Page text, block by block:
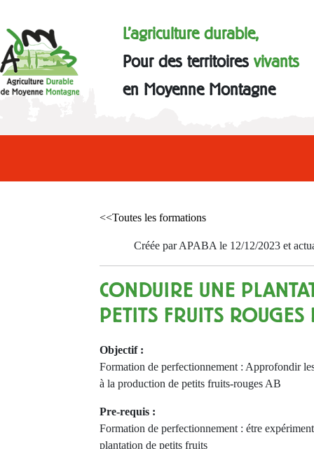
L'agriculture durable,
Pour des territoiresvivants
en Moyenne Montagne
<<Toutes les formations
Créée par APABA le 12/12/2023 et
CONDUIRE UNE
PETITS FRUITS ROUGES
Objectif :
Formation de perfectionnement : Approfondir
à la production de petits fruits-rouges AB
Pre-requis :
Formation de perfectionnement : étre
plantation de petits fruits